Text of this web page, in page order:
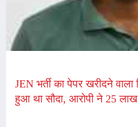
JEN भर्ती का पेपर खरीदने वाला
हुआ था सौदा, आरोपी ने 25 लाख रुपए में लीक हुआ सॉल्व पेपर